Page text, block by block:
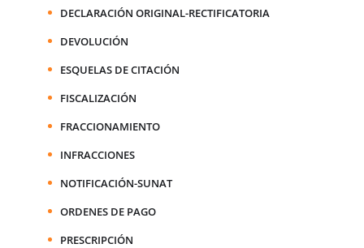
DECLARACIÓN ORIGINAL-RECTIFICATORIA
DEVOLUCIÓN
ESQUELAS DE CITACIÓN
FISCALIZACIÓN
FRACCIONAMIENTO
INFRACCIONES
NOTIFICACIÓN-SUNAT
ORDENES DE PAGO
PRESCRIPCIÓN